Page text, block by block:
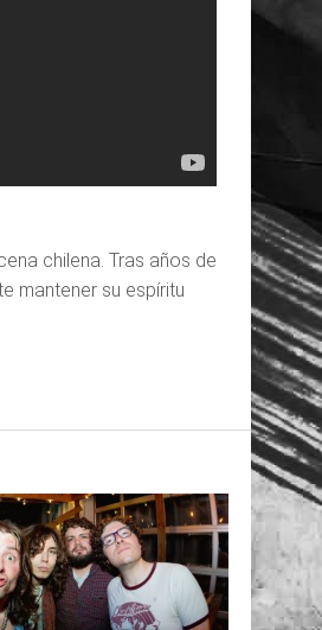
chilena. Tras años de
mantener su espíritu
LEER
MAS